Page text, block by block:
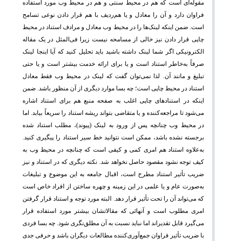
مقوله‌ای است که هم در محیط سنتی و هم در محیط وب مورد استفاده
فراوان دارد و آن را معادل و یا هم‌ردیف با هم قرار دادن نوعی تسامح
است. ضمن اینکه لینک‌ها را در محیط وب معادل و مرادف استناد در محیط
چاپی قرار دادن نیز خالی از مسامحه نیست زیرا فی‌المثل در یک مقاله
الکترونیکی اگر شما لینک داشته باشید باید تحلیل کنید که آیا اینجا لینک
صرفاً به‌خاطر استناد است و یا برای ارائه خدمت بیشتر است و یا حتی
تبلیغ و مانند آن. لذا نمی‌توان گفت که لینک در محیط وب فقط معادل
استناد در محیط چاپی است؛ چه بسا موارد دیگری از آن منظور باشد. ضمن
اینکه در استنادهای چاپی اغلب به صفحه منبع هم برای استناد اشاره
می‌شود تا مراجعه‌کننده و یا متقاضی بتواند ریشه استناد را سریعاً بیابد. اما
در محیط وب چنانچه پس از ورود به لینک (پیوند)، مطلب استناد شده
برجسته نشده باشد، ممکن است نتوانید خط سیر استناد را پیگیری کنید.
به‌علاوه استناد هم امری کمی و کیفی است که چنانچه در محیط وب به
کیف توجه نشود مقصود حاصل نخواهد شد. نکته دیگری که در استناد و نیز
ضریب تأثیر استناد مطرح است، اقبال جامعه به این موضوع و تبلیغات
به‌صورت عام و یا علمی در این زمینه و چهره ساختن از افراد خاص است
که می‌تواند آن را تحت تأثیر قرار دهد. البته مورد توجه و استناد قرار گرفتن
امری مطلوب است و آنهائی که مقالاتشان بیشتر مورد استفاده قرار
می‌گیرد قابل تقدیراند اما نباید نسبت به آن مطلق‌نگری شود. چه بسا فردی
با ضریب تأثیر فراوان جمع‌آوری‌کننده مطالعات دیگران باشد و حرفی جدی